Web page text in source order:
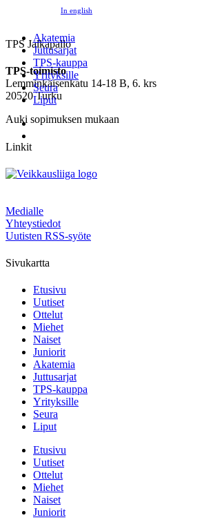
In english
Akatemia
Juttusarjat
TPS-kauppa
Yrityksille
Seura
Liput
TPS Jalkapallo
TPS-toimisto
Lemminkäisenkatu 14-18 B, 6. krs
20520 Turku
Auki sopimuksen mukaan
Linkit
Medialle
Yhteystiedot
Uutisten RSS-syöte
Sivukartta
Etusivu
Uutiset
Ottelut
Miehet
Naiset
Juniorit
Akatemia
Juttusarjat
TPS-kauppa
Yrityksille
Seura
Liput
Etusivu
Uutiset
Ottelut
Miehet
Naiset
Juniorit